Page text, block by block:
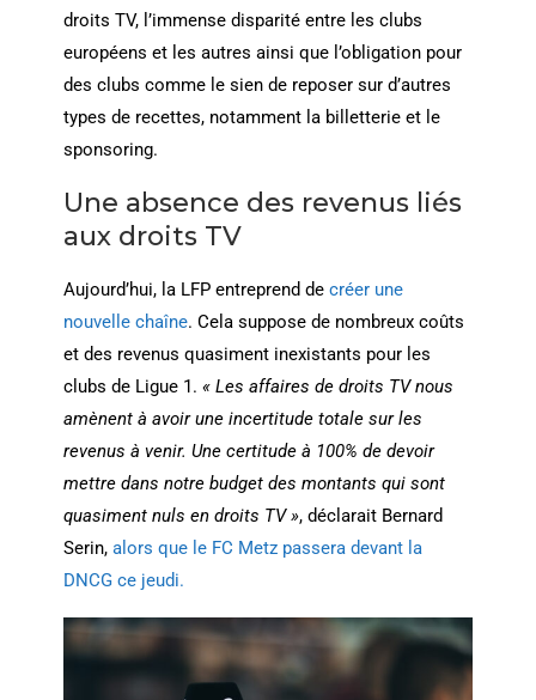
droits TV, l’immense disparité entre les clubs
européens et les autres ainsi que l’obligation pour
des clubs comme le sien de reposer sur d’autres
types de recettes, notamment la billetterie et le
sponsoring.
Une absence des revenus liés
aux droits TV
Aujourd’hui, la LFP entreprend de créer une
nouvelle chaîne. Cela suppose de nombreux coûts
et des revenus quasiment inexistants pour les
clubs de Ligue 1. « Les affaires de droits TV nous
amènent à avoir une incertitude totale sur les
revenus à venir. Une certitude à 100% de devoir
mettre dans notre budget des montants qui sont
quasiment nuls en droits TV », déclarait Bernard
Serin, alors que le FC Metz passera devant la
DNCG ce jeudi.